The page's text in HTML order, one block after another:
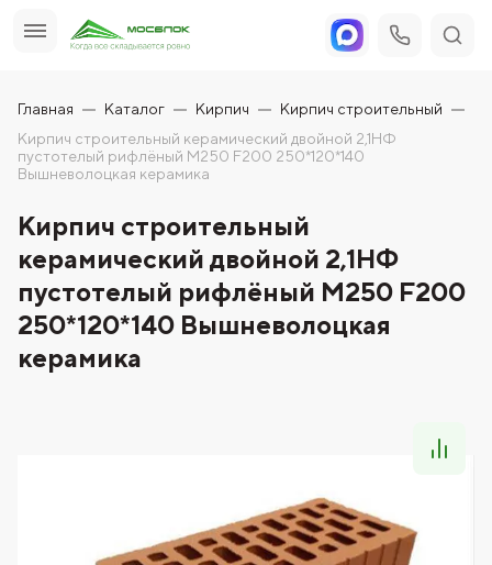
Главная Каталог Кирпич
Кирпич строительный
Кирпич строительный керамический двойной 2,1НФ
пустотелый рифлёный М250 F200 250*120*140
Вышневолоцкая керамика
Кирпич строительный
керамический двойной 2,1НФ
пустотелый рифлёный М250 F200
250*120*140 Вышневолоцкая
керамика